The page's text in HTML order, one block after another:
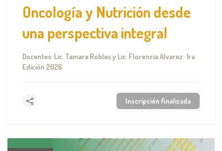
Oncología y Nutrición desde
una perspectiva integral
Docentes: Lic. Tamara Robles y Lic. Florencia Alvarez · 1ra
Edición 2026
Inscripción finalizada